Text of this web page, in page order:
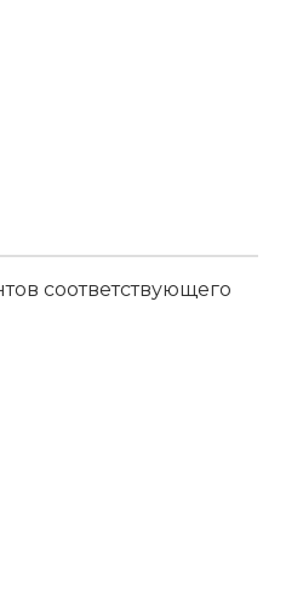
соответствующего